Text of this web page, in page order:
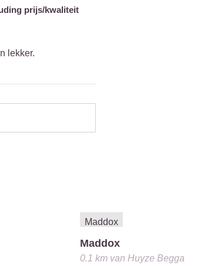
prijs/kwaliteit
lekker.
Maddox
0.1 kmvan Huyze Begga